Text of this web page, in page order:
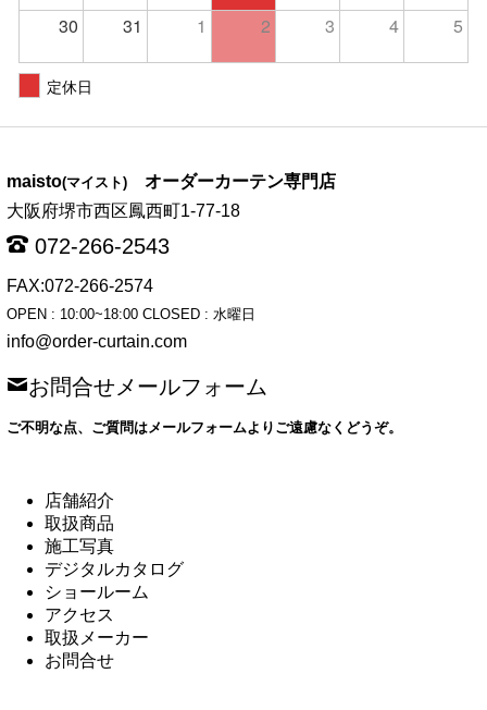
30 31 1 2 3 4 5
定休日
maisto(マイスト) オーダーカーテン専門店
大阪府堺市西区鳳西町1-77-18
072-266-2543
FAX:072-266-2574
OPEN : 10:00~18:00 CLOSED : 水曜日
info@order-curtain.com
お問合せメールフォーム
ご不明な点、ご質問はメールフォームよりご遠慮なくどうぞ。
店舗紹介
取扱商品
施工写真
デジタルカタログ
ショールーム
アクセス
取扱メーカー
お問合せ